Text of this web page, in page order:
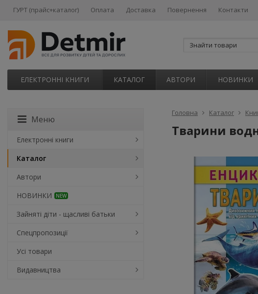
ГУРТ (прайс+каталог) Оплата Доставка Повернення Контакти
ЕЛЕКТРОННІ КНИГИ КАТАЛОГ АВТОРИ НОВИНКИ
Головна Каталог
Тварини
Меню
Електронні книги
Каталог
Автори
НОВИНКИ
NEW
Зайняті діти - щасливі батьки
Спецпропозиції
Усі товари
Видавництва